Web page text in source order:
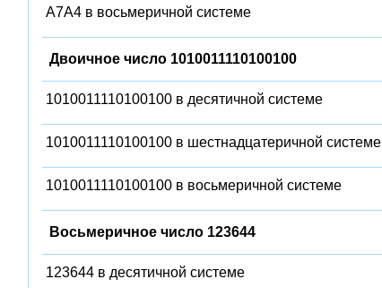
A7A4 в восьмеричной системе
Двоичное число 1010011110100100
1010011110100100 в десятичной системе
1010011110100100 в шестнадцатеричной системе
1010011110100100 в восьмеричной системе
Восьмеричное число 123644
123644 в десятичной системе